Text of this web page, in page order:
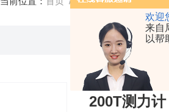
欢迎
来自
以帮
200T测力